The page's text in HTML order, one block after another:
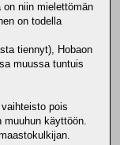
niin mielettömän
on todella
tiennyt), Hobaon
muussa tuntuis
pois
muuhun käyttöön.